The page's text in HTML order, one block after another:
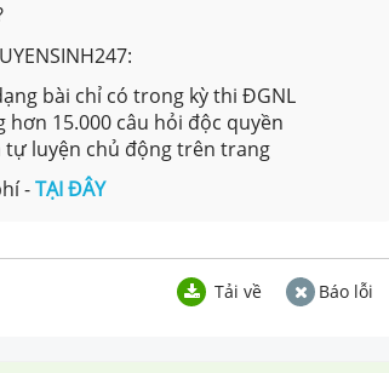
bài chỉ có trong kỳ thi ĐGNL
15.000 câu hỏi độc quyền
tự luyện chủ động trên trang
-TẠI ĐÂY
Tải về Báo lỗi